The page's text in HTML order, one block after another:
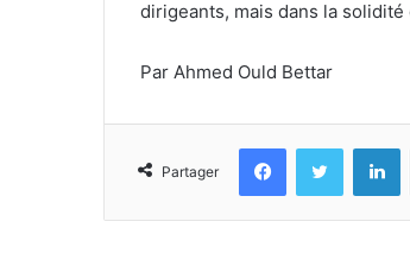
dirigeants, mais dans la
Par Ahmed Ould Bettar
Partager
FacebookTwitter